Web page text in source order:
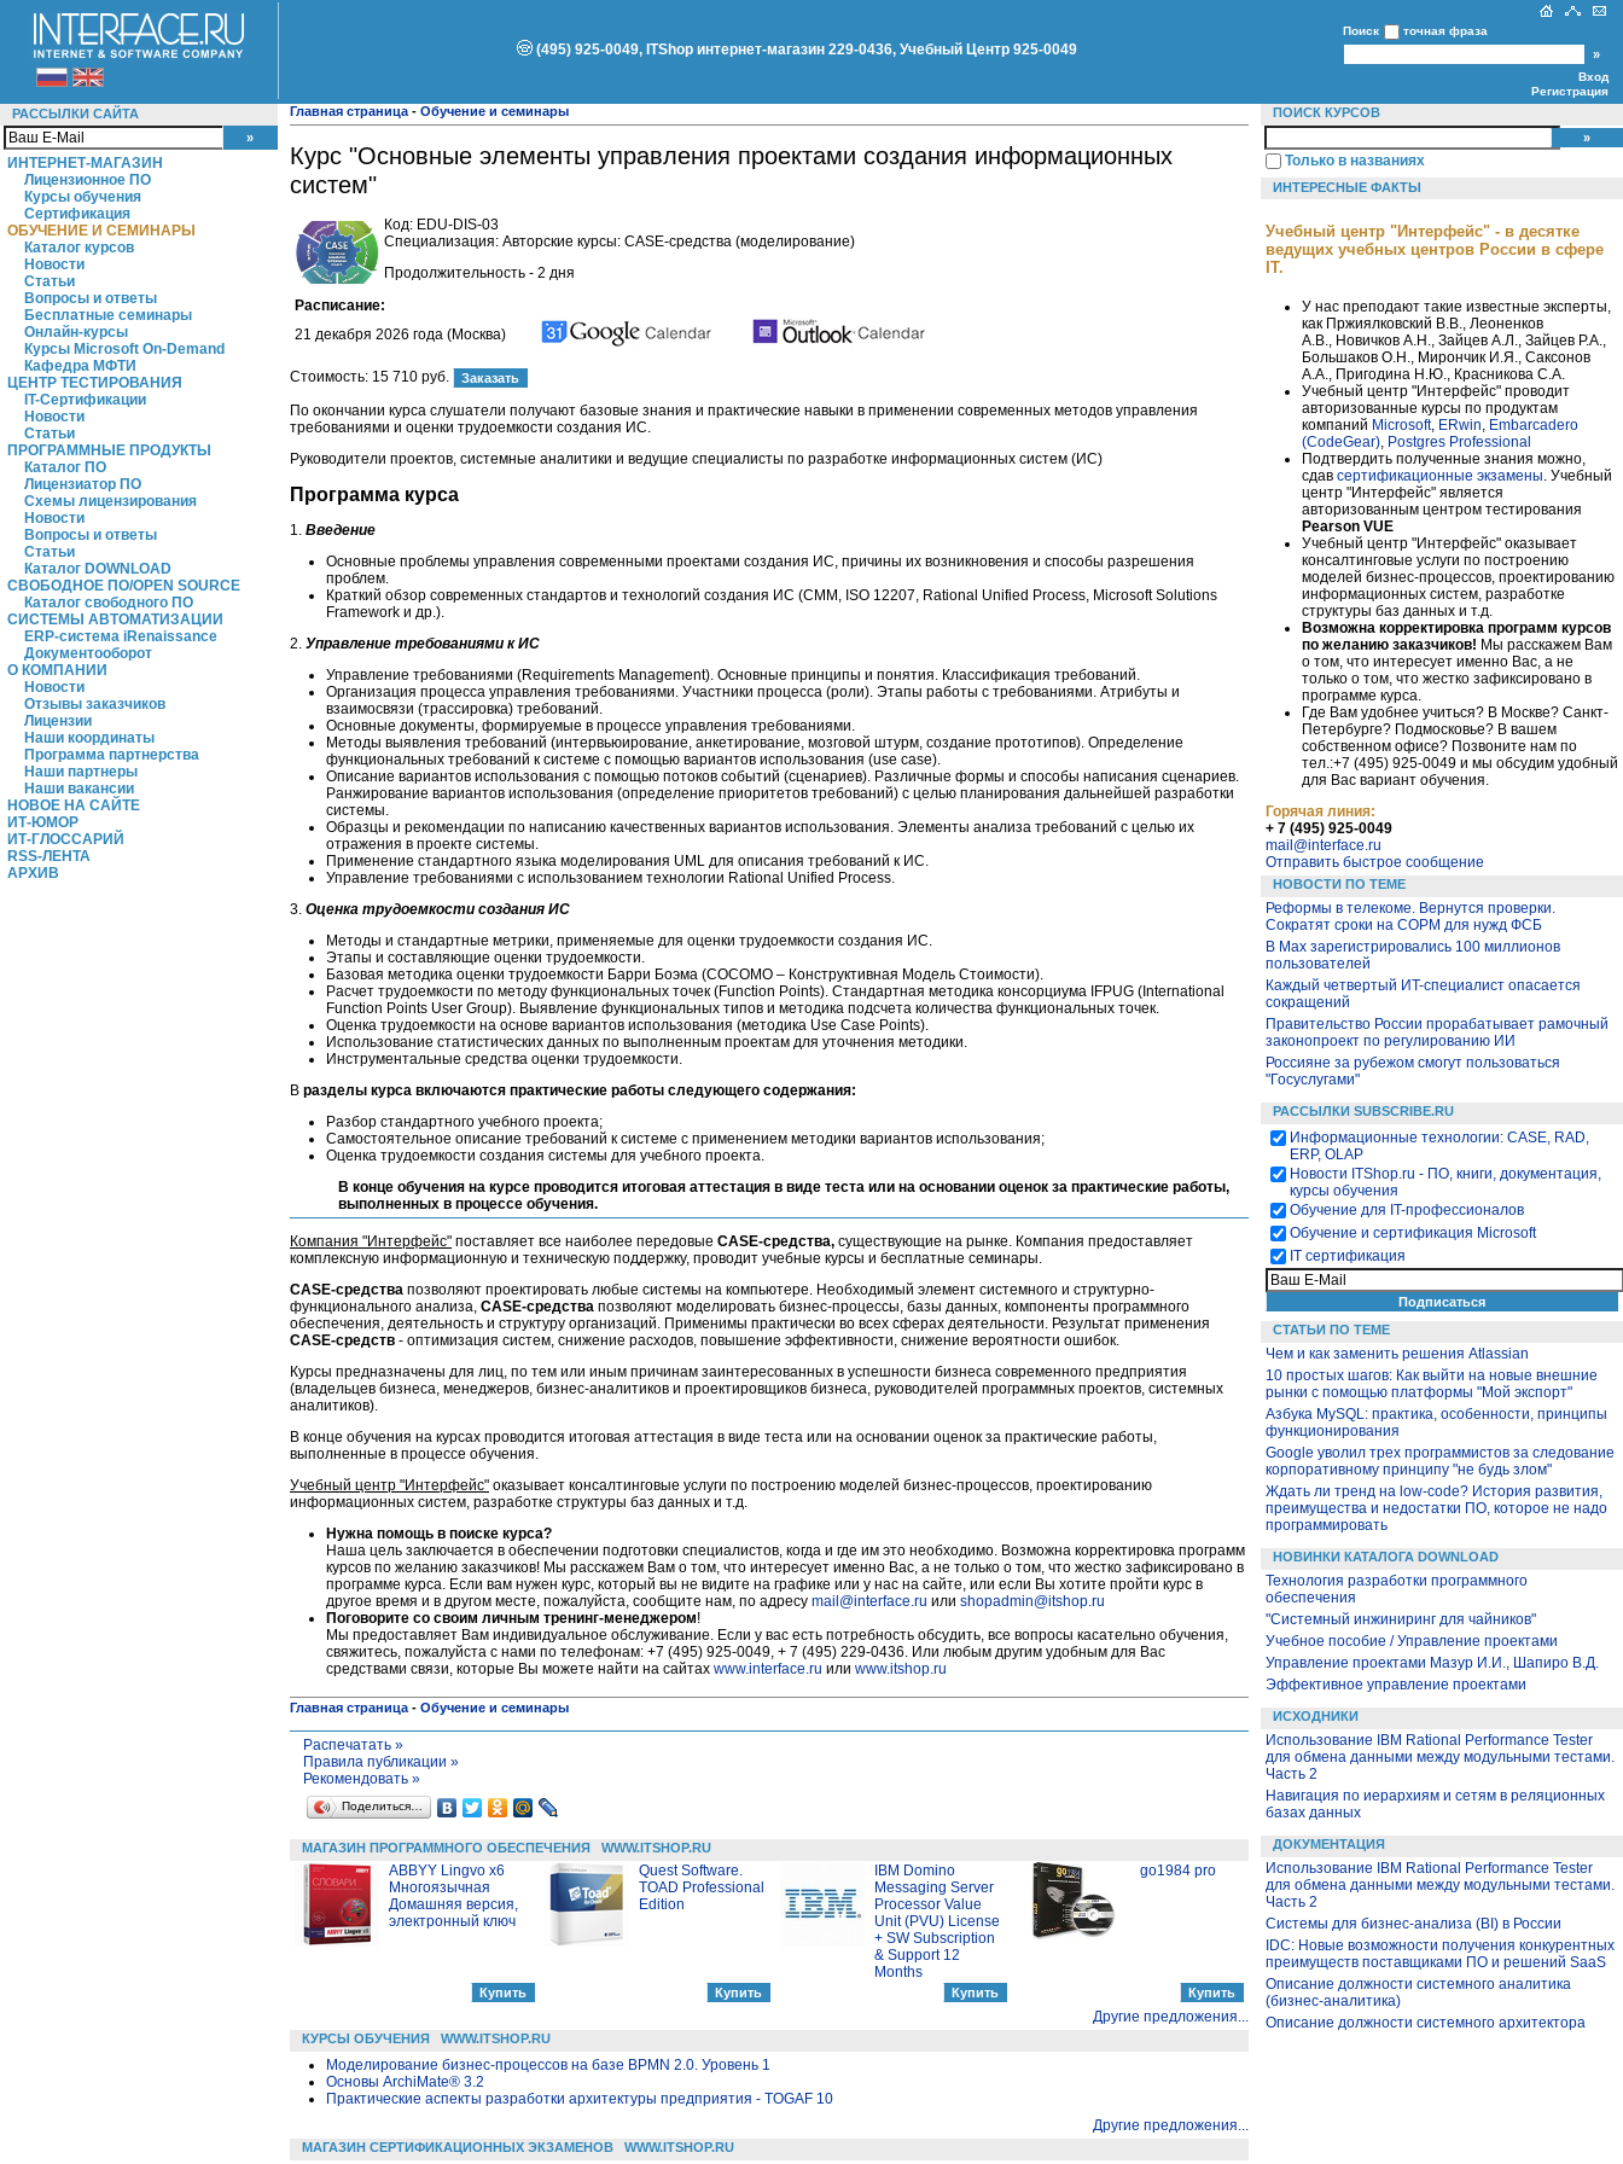
(495) 925-0049, ITShop интернет-магазин 229-0436, Учебный Центр 925-0049
Поиск точная фраза
Вход
Регистрация
РАССЫЛКИ САЙТА
ИНТЕРНЕТ-МАГАЗИН
Лицензионное ПО
Курсы обучения
Сертификация
ОБУЧЕНИЕ И СЕМИНАРЫ
Каталог курсов
Новости
Статьи
Вопросы и ответы
Бесплатные семинары
Онлайн-курсы
Курсы Microsoft On-Demand
Кафедра МФТИ
ЦЕНТР ТЕСТИРОВАНИЯ
IT-Сертификации
Новости
Статьи
ПРОГРАММНЫЕ ПРОДУКТЫ
Каталог ПО
Лицензиатор ПО
Схемы лицензирования
Новости
Вопросы и ответы
Статьи
Каталог DOWNLOAD
СВОБОДНОЕ ПО/OPEN SOURCE
Каталог свободного ПО
СИСТЕМЫ АВТОМАТИЗАЦИИ
ERP-система iRenaissance
Документооборот
О КОМПАНИИ
Новости
Отзывы заказчиков
Лицензии
Наши координаты
Программа партнерства
Наши партнеры
Наши вакансии
НОВОЕ НА САЙТЕ
ИТ-ЮМОР
ИТ-ГЛОССАРИЙ
RSS-ЛЕНТА
АРХИВ
Главная страница - Обучение и семинары
Курс "Основные элементы управления проектами создания информационных
систем"
Код: EDU-DIS-03
Специализация: Авторские курсы: CASE-средства (моделирование)
Продолжительность - 2 дня
Расписание:
21 декабря 2026 года (Москва)
Стоимость: 15 710 руб.
По окончании курса слушатели получают базовые знания и практические навыки в применении современных методов управления
требованиями и оценки трудоемкости создания ИС.
Руководители проектов, системные аналитики и ведущие специалисты по разработке информационных систем (ИС)
Программа курса
1. Введение
Основные проблемы управления современными проектами создания ИС, причины их возникновения и способы разрешения
проблем.
Краткий обзор современных стандартов и технологий создания ИС (CMM, ISO 12207, Rational Unified Process, Microsoft Solutions
Framework и др.).
2. Управление требованиями к ИС
Управление требованиями (Requirements Management). Основные принципы и понятия. Классификация требований.
Организация процесса управления требованиями. Участники процесса (роли). Этапы работы с требованиями. Атрибуты и
взаимосвязи (трассировка) требований.
Основные документы, формируемые в процессе управления требованиями.
Методы выявления требований (интервьюирование, анкетирование, мозговой штурм, создание прототипов). Определение
функциональных требований к системе с помощью вариантов использования (use case).
Описание вариантов использования с помощью потоков событий (сценариев). Различные формы и способы написания сценариев.
Ранжирование вариантов использования (определение приоритетов требований) с целью планирования дальнейшей разработки
системы.
Образцы и рекомендации по написанию качественных вариантов использования. Элементы анализа требований с целью их
отражения в проекте системы.
Применение стандартного языка моделирования UML для описания требований к ИС.
Управление требованиями с использованием технологии Rational Unified Process.
3. Оценка трудоемкости создания ИС
Методы и стандартные метрики, применяемые для оценки трудоемкости создания ИС.
Этапы и составляющие оценки трудоемкости.
Базовая методика оценки трудоемкости Барри Боэма (СОСОМО – Конструктивная Модель Стоимости).
Расчет трудоемкости по методу функциональных точек (Function Points). Стандартная методика консорциума IFPUG (International
Function Points User Group). Выявление функциональных типов и методика подсчета количества функциональных точек.
Оценка трудоемкости на основе вариантов использования (методика Use Case Points).
Использование статистических данных по выполненным проектам для уточнения методики.
Инструментальные средства оценки трудоемкости.
В разделы курса включаются практические работы следующего содержания:
Разбор стандартного учебного проекта;
Самостоятельное описание требований к системе с применением методики вариантов использования;
Оценка трудоемкости создания системы для учебного проекта.
В конце обучения на курсе проводится итоговая аттестация в виде теста или на основании оценок за практические работы,
выполненных в процессе обучения.
Компания "Интерфейс" поставляет все наиболее передовые CASE-средства, существующие на рынке. Компания предоставляет
комплексную информационную и техническую поддержку, проводит учебные курсы и бесплатные семинары.
CASE-средства позволяют проектировать любые системы на компьютере. Необходимый элемент системного и структурно-
функционального анализа, CASE-средства позволяют моделировать бизнес-процессы, базы данных, компоненты программного
обеспечения, деятельность и структуру организаций. Применимы практически во всех сферах деятельности. Результат применения
CASE-средств - оптимизация систем, снижение расходов, повышение эффективности, снижение вероятности ошибок.
Курсы предназначены для лиц, по тем или иным причинам заинтересованных в успешности бизнеса современного предприятия
(владельцев бизнеса, менеджеров, бизнес-аналитиков и проектировщиков бизнеса, руководителей программных проектов, системных
аналитиков).
В конце обучения на курсах проводится итоговая аттестация в виде теста или на основании оценок за практические работы,
выполненные в процессе обучения.
Учебный центр "Интерфейс" оказывает консалтинговые услуги по построению моделей бизнес-процессов, проектированию
информационных систем, разработке структуры баз данных и т.д.
Нужна помощь в поиске курса?
Наша цель заключается в обеспечении подготовки специалистов, когда и где им это необходимо. Возможна корректировка программ
курсов по желанию заказчиков! Мы расскажем Вам о том, что интересует именно Вас, а не только о том, что жестко зафиксировано в
программе курса. Если вам нужен курс, который вы не видите на графике или у нас на сайте, или если Вы хотите пройти курс в
другое время и в другом месте, пожалуйста, сообщите нам, по адресу mail@interface.ru или shopadmin@itshop.ru
Поговорите со своим личным тренинг-менеджером!
Мы предоставляет Вам индивидуальное обслуживание. Если у вас есть потребность обсудить, все вопросы касательно обучения,
свяжитесь, пожалуйста c нами по телефонам: +7 (495) 925-0049, + 7 (495) 229-0436. Или любым другим удобным для Вас
средствами связи, которые Вы можете найти на сайтах www.interface.ru или www.itshop.ru
Главная страница - Обучение и семинары
Распечатать »
Правила публикации »
Рекомендовать »
Поделиться…
МАГАЗИН ПРОГРАММНОГО ОБЕСПЕЧЕНИЯ WWW.ITSHOP.RU
ABBYY Lingvo x6
Многоязычная
Домашняя версия,
электронный ключ
Quest Software.
TOAD Professional
Edition
IBM Domino
Messaging Server
Processor Value
Unit (PVU) License
+ SW Subscription
& Support 12
Months
go1984 pro
Другие предложения...
КУРСЫ ОБУЧЕНИЯ WWW.ITSHOP.RU
Моделирование бизнес-процессов на базе BPMN 2.0. Уровень 1
Основы ArchiMate® 3.2
Практические аспекты разработки архитектуры предприятия - TOGAF 10
Другие предложения...
МАГАЗИН СЕРТИФИКАЦИОННЫХ ЭКЗАМЕНОВ WWW.ITSHOP.RU
ПОИСК КУРСОВ
Только в названиях
ИНТЕРЕСНЫЕ ФАКТЫ
Учебный центр "Интерфейс" - в десятке
ведущих учебных центров России в сфере
IT.
У нас преподают такие известные эксперты,
как Пржиялковский В.В., Леоненков
А.В., Новичков А.Н., Зайцев А.Л., Зайцев Р.А.,
Большаков О.Н., Мирончик И.Я., Саксонов
А.А., Пригодина Н.Ю., Красникова С.А.
Учебный центр "Интерфейс" проводит
авторизованные курсы по продуктам
компаний Microsoft, ERwin Embarcadero
(CodeGear) Postgres Professional
Подтвердить полученные знания можно,
сдав сертификационные экзамены . Учебный
центр "Интерфейс" является
авторизованным центром тестирования
Pearson VUE
Учебный центр "Интерфейс" оказывает
консалтинговые услуги по построению
моделей бизнес-процессов, проектированию
информационных систем, разработке
структуры баз данных и т.д.
Возможна корректировка программ курсов
по желанию заказчиков! Мы расскажем Вам
о том, что интересует именно Вас, а не
только о том, что жестко зафиксировано в
программе курса.
Где Вам удобнее учиться? В Москве? Санкт-
Петербурге? Подмосковье? В вашем
собственном офисе? Позвоните нам по
тел.:+7 (495) 925-0049 и мы обсудим удобный
для Вас вариант обучения.
Горячая линия:
+ 7 (495) 925-0049
mail@interface.ru
Отправить быстрое сообщение
НОВОСТИ ПО ТЕМЕ
Реформы в телекоме. Вернутся проверки.
Сократят сроки на СОРМ для нужд ФСБ
В Max зарегистрировались 100 миллионов
пользователей
Каждый четвертый ИT-специалист опасается
сокращений
Правительство России прорабатывает рамочный
законопроект по регулированию ИИ
Россияне за рубежом смогут пользоваться
"Госуслугами"
РАССЫЛКИ SUBSCRIBE.RU
Информационные технологии: CASE, RAD,
ERP, OLAP
Новости ITShop.ru - ПО, книги, документация,
курсы обучения
Обучение для IT-профессионалов
Обучение и сертификация Microsoft
IT сертификация
СТАТЬИ ПО ТЕМЕ
Чем и как заменить решения Atlassian
10 простых шагов: Как выйти на новые внешние
рынки с помощью платформы "Мой экспорт"
Азбука MySQL: практика, особенности, принципы
функционирования
Google уволил трех программистов за следование
корпоративному принципу "не будь злом"
Ждать ли тренд на low-code? История развития,
преимущества и недостатки ПО, которое не надо
программировать
НОВИНКИ КАТАЛОГА DOWNLOAD
Технология разработки программного
обеспечения
"Системный инжиниринг для чайников"
Учебное пособие / Управление проектами
Управление проектами Мазур И.И., Шапиро В.Д.
Эффективное управление проектами
ИСХОДНИКИ
Использование IBM Rational Performance Tester
для обмена данными между модульными тестами.
Часть 2
Навигация по иерархиям и сетям в реляционных
базах данных
ДОКУМЕНТАЦИЯ
Использование IBM Rational Performance Tester
для обмена данными между модульными тестами.
Часть 2
Системы для бизнес-анализа (BI) в России
IDC: Новые возможности получения конкурентных
преимуществ поставщиками ПО и решений SaaS
Описание должности системного аналитика
(бизнес-аналитика)
Описание должности системного архитектора